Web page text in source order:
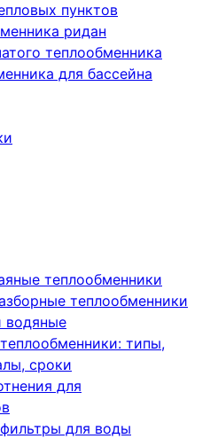
пунктов
ридан
теплообменника
для бассейна
теплообменники
теплообменники
водяные
типы,
сроки
для
для воды